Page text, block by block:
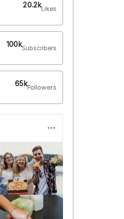
20.2kLikes
100kSubscribers
65kFollowers